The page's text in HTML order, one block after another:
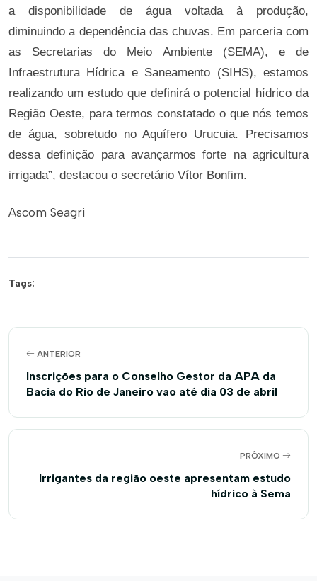
a disponibilidade de água voltada à produção,
diminuindo a dependência das chuvas. Em parceria com
as Secretarias do Meio Ambiente (SEMA), e de
Infraestrutura Hídrica e Saneamento (SIHS), estamos
realizando um estudo que definirá o potencial hídrico da
Região Oeste, para termos constatado o que nós temos
de água, sobretudo no Aquífero Urucuia. Precisamos
dessa definição para avançarmos forte na agricultura
irrigada”, destacou o secretário Vítor Bonfim.
Ascom Seagri
Tags:
ANTERIOR
Inscrições para o Conselho Gestor da APA da
Bacia do Rio de Janeiro vão até dia 03 de abril
PRÓXIMO
Irrigantes da região oeste apresentam estudo
hídrico à Sema